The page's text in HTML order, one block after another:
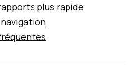
plus rapide